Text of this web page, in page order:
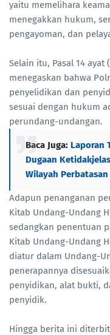
yaitu memelihara
menegakkan hukum,
pengayoman, dan
Selain itu, Pasal 14 ayat
menegaskan bahwa
penyelidikan dan
sesuai dengan hukum
perundang-undangan.
Baca Juga: Laporan
Dugaan
Wilayah
Adapun penanganan
Kitab Undang-Undang
sedangkan penentuan
Kitab Undang-Undang
diatur dalam Undang-
penerapannya
penyidikan, alat bukti,
penyidik.
Hingga berita ini